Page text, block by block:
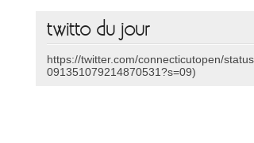
twitto du jour
https://twitter.com/connecticutopen/
091351079214870531?s=09)